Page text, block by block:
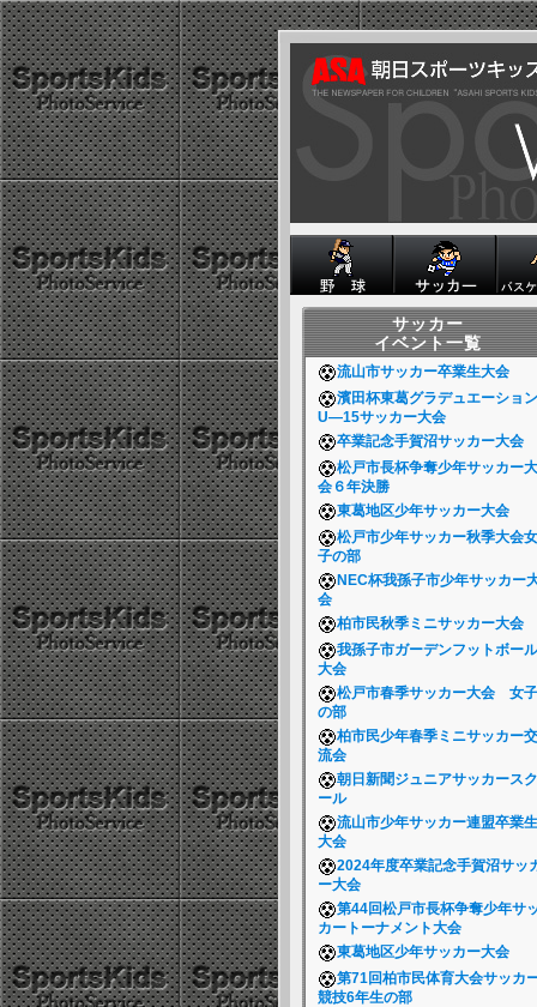
サッカー
イベント一覧
流山市サッカー卒業生大会
濱田杯東葛グラデュエーション
U―15サッカー大会
卒業記念手賀沼サッカー大会
松戸市長杯争奪少年サッカー大
会６年決勝
東葛地区少年サッカー大会
松戸市少年サッカー秋季大会女
子の部
NEC杯我孫子市少年サッカー
会
柏市民秋季ミニサッカー大会
我孫子市ガーデンフットボール
大会
松戸市春季サッカー大会 女子
の部
柏市民少年春季ミニサッカー交
流会
朝日新聞ジュニアサッカースク
ール
流山市少年サッカー連盟卒業生
大会
2024年度卒業記念手賀沼サッ
ー大会
第44回松戸市長杯争奪少年サ
カートーナメント大会
東葛地区少年サッカー大会
第71回柏市民体育大会サッカ
競技6年生の部